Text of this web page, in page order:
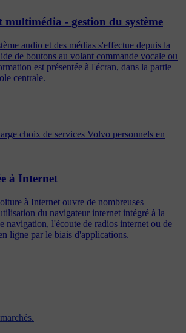
multimédia - gestion du système
audio et des médias s'effectue depuis la
de boutons au volant commande vocale ou
est présentée à l'écran, dans la partie
centrale.
choix de services Volvo personnels en
à Internet
à Internet ouvre de nombreuses
du navigateur internet intégré à la
navigation, l'écoute de radios internet ou de
ligne par le biais d'applications.